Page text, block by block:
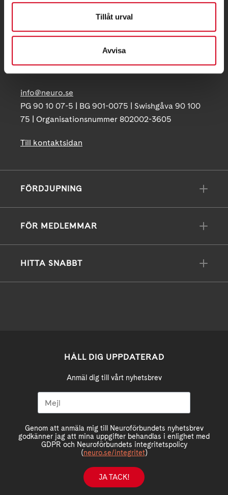
Tillåt urval
Avvisa
08-677 70 10
Postadress:
171 04 Solna
info@neuro.se
PG 90 10 07-5 | BG 901-0075 | Swishgåva 90 100
75 | Organisationsnummer 802002-3605
Till kontaktsidan
FÖRDJUPNING
FÖR MEDLEMMAR
HITTA SNABBT
HÅLL DIG UPPDATERAD
Anmäl dig till vårt nyhetsbrev
Genom att anmäla mig till Neuroförbundets nyhetsbrev
godkänner jag att mina uppgifter behandlas i enlighet med
GDPR och Neuroförbundets integritetspolicy
(neuro.se/integritet)
JA TACK!